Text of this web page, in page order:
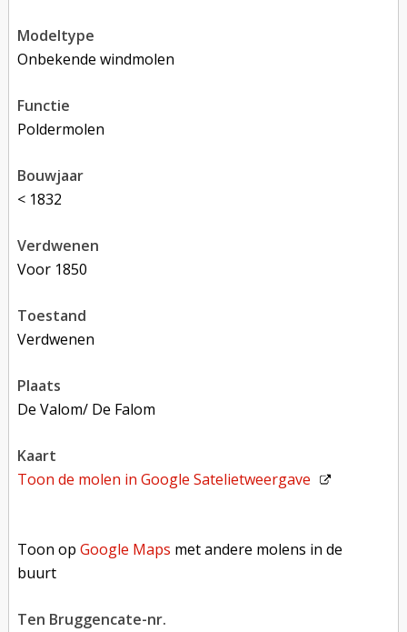
modeltype
Onbekende windmolen
functie
poldermolen
bouwjaar
< 1832
verdwenen
voor 1850
toestand
verdwenen
plaats
De Valom/ De Falom
kaart
Toon de molen inGoogle Satelietweergave
Toon opGoogle Maps met andere molens in de
buurt
Ten Bruggencate-nr.